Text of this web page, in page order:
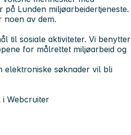
Lunden miljøarbeidertjeneste.
noen av dem.
til sosiale aktiviteter. Vi benytter
for målrettet miljøarbeid og
elektroniske søknader vil bli
i Webcruiter